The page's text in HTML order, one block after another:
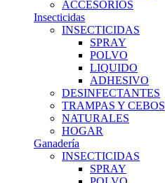
ACCESORIOS
Insecticidas
INSECTICIDAS
SPRAY
POLVO
LIQUIDO
ADHESIVO
DESINFECTANTES
TRAMPAS Y CEBOS
NATURALES
HOGAR
Ganadería
INSECTICIDAS
SPRAY